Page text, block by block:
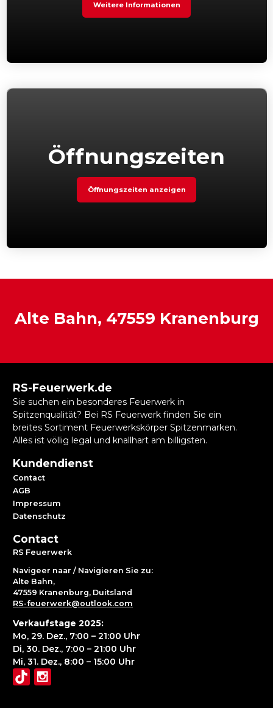
Weitere Informationen
Öffnungszeiten
Öffnungszeiten anzeigen
Alte Bahn, 47559 Kranenburg
RS-Feuerwerk.de
Sie suchen ein besonderes Feuerwerk in
Spitzenqualität? Bei RS Feuerwerk finden Sie ein
breites Sortiment Feuerwerkskörper Spitzenmarken.
Alles ist völlig legal und knallhart am billigsten.
Kundendienst
Contact
AGB
Impressum
Datenschutz
Contact
RS Feuerwerk
Navigeer naar / Navigieren Sie zu:
Alte Bahn,
47559 Kranenburg, Duitsland
RS-feuerwerk@outlook.com
Verkaufstage 2025:
Mo, 29. Dez., 7:00 – 21:00 Uhr
Di, 30. Dez., 7:00 – 21:00 Uhr
Mi, 31. Dez., 8:00 – 15:00 Uhr